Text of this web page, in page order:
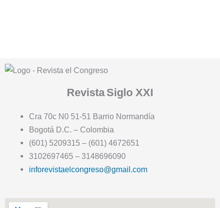
Revista Siglo XXI
Cra 70c N0 51-51 Barrio Normandía
Bogotá D.C. – Colombia
(601) 5209315 – (601) 4672651
3102697465 – 3148696090
inforevistaelcongreso@gmail.com